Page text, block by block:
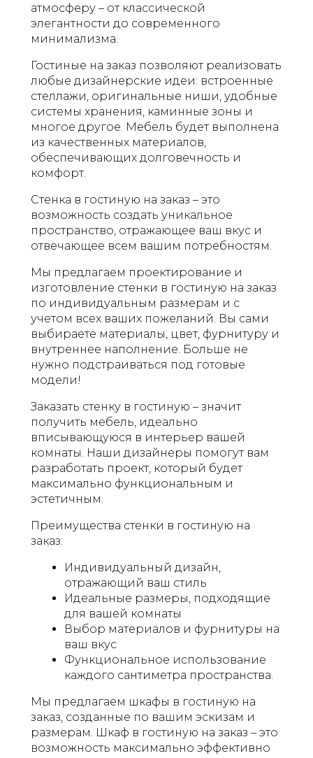
атмосферу – от классической
элегантности до современного
минимализма.
Гостиные на заказ позволяют реализовать
любые дизайнерские идеи: встроенные
стеллажи, оригинальные ниши, удобные
системы хранения, каминные зоны и
многое другое. Мебель будет выполнена
из качественных материалов,
обеспечивающих долговечность и
комфорт.
Стенка в гостиную на заказ – это
возможность создать уникальное
пространство, отражающее ваш вкус и
отвечающее всем вашим потребностям.
Мы предлагаем проектирование и
изготовление стенки в гостиную на заказ
по индивидуальным размерам и с
учетом всех ваших пожеланий. Вы сами
выбираете материалы, цвет, фурнитуру и
внутреннее наполнение. Больше не
нужно подстраиваться под готовые
модели!
Заказать стенку в гостиную – значит
получить мебель, идеально
вписывающуюся в интерьер вашей
комнаты. Наши дизайнеры помогут вам
разработать проект, который будет
максимально функциональным и
эстетичным.
Преимущества стенки в гостиную на
заказ:
Индивидуальный дизайн,
отражающий ваш стиль
Идеальные размеры, подходящие
для вашей комнаты
Выбор материалов и фурнитуры на
ваш вкус
Функциональное использование
каждого сантиметра пространства.
Мы предлагаем шкафы в гостиную на
заказ, созданные по вашим эскизам и
размерам. Шкаф в гостиную на заказ – это
возможность максимально эффективно